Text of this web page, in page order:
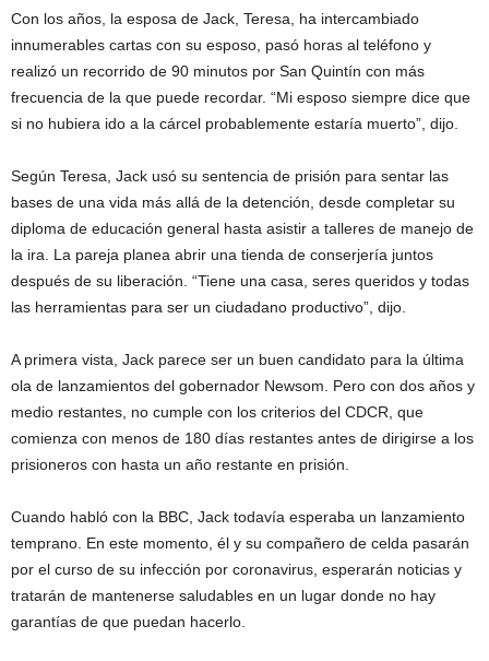
Con los años, la esposa de Jack, Teresa, ha intercambiado
innumerables cartas con su esposo, pasó horas al teléfono y
realizó un recorrido de 90 minutos por San Quintín con más
frecuencia de la que puede recordar. “Mi esposo siempre dice que
si no hubiera ido a la cárcel probablemente estaría muerto”, dijo.
Según Teresa, Jack usó su sentencia de prisión para sentar las
bases de una vida más allá de la detención, desde completar su
diploma de educación general hasta asistir a talleres de manejo de
la ira. La pareja planea abrir una tienda de conserjería juntos
después de su liberación. “Tiene una casa, seres queridos y todas
las herramientas para ser un ciudadano productivo”, dijo.
A primera vista, Jack parece ser un buen candidato para la última
ola de lanzamientos del gobernador Newsom. Pero con dos años y
medio restantes, no cumple con los criterios del CDCR, que
comienza con menos de 180 días restantes antes de dirigirse a los
prisioneros con hasta un año restante en prisión.
Cuando habló con la BBC, Jack todavía esperaba un lanzamiento
temprano. En este momento, él y su compañero de celda pasarán
por el curso de su infección por coronavirus, esperarán noticias y
tratarán de mantenerse saludables en un lugar donde no hay
garantías de que puedan hacerlo.